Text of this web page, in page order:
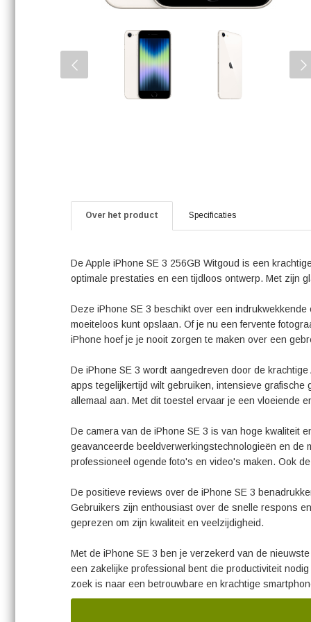
Over het product Specificaties
De Apple iPhone SE 3 256GB Witgoud is een
optimale prestaties en een tijdloos ontwerp. Met zijn
Deze iPhone SE 3 beschikt over een
moeiteloos kunt opslaan. Of je nu een fervente
iPhone hoef je je nooit zorgen te maken over een
De iPhone SE 3 wordt aangedreven door de
apps tegelijkertijd wilt gebruiken, intensieve
allemaal aan. Met dit toestel ervaar je een vloeiende
De camera van de iPhone SE 3 is van hoge kwaliteit
geavanceerde beeldverwerkingstechnologieën en de
professioneel ogende foto's en video's maken. Ook
De positieve reviews over de iPhone SE 3
Gebruikers zijn enthousiast over de snelle respons
geprezen om zijn kwaliteit en veelzijdigheid.
Met de iPhone SE 3 ben je verzekerd van de
een zakelijke professional bent die productiviteit
zoek is naar een betrouwbare en krachtige